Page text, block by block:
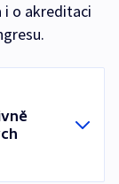
i o akreditaci